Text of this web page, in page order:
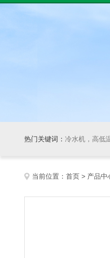
热门关键词： 冷水机，高低
当前位置： 首页 > 产品中